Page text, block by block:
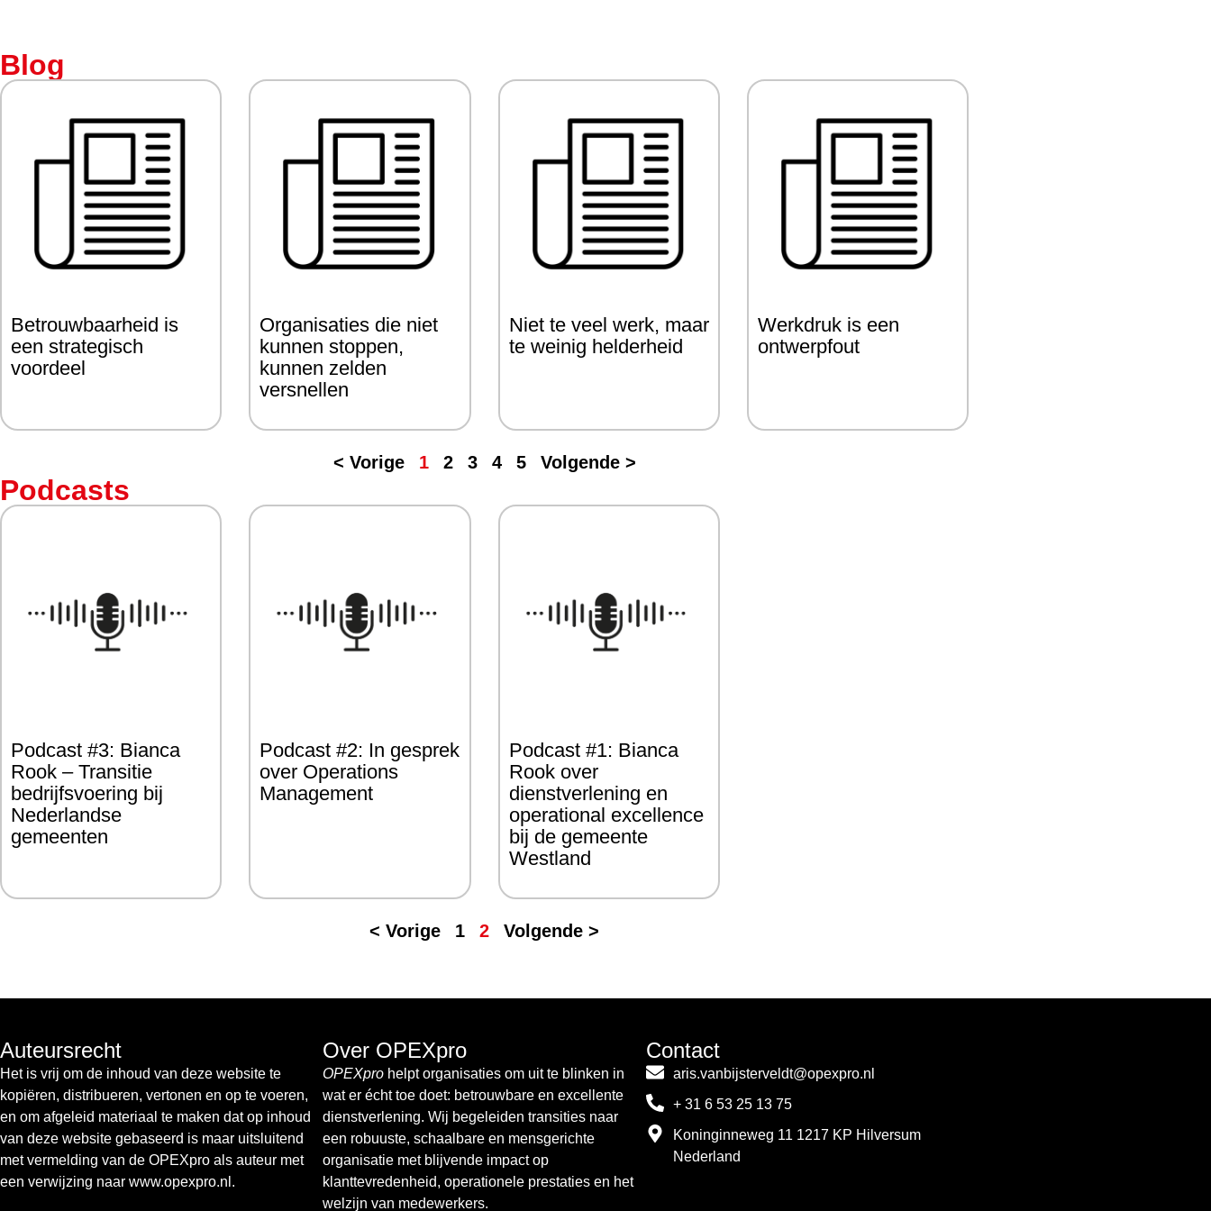
Blog
Betrouwbaarheid is
een strategisch
voordeel
Organisaties die niet
kunnen stoppen,
kunnen zelden
versnellen
Niet te veel werk, maar
te weinig helderheid
Werkdruk is een
ontwerpfout
< Vorige 1 2 3 4 5 Volgende >
Podcasts
Podcast #3: Bianca
Rook – Transitie
bedrijfsvoering bij
Nederlandse
gemeenten
Podcast #2: In gesprek
over Operations
Management
Podcast #1: Bianca
Rook over
dienstverlening en
operational excellence
bij de gemeente
Westland
< Vorige 1 2 Volgende >
Auteursrecht
Het is vrij om de inhoud van deze website te
kopiëren, distribueren, vertonen en op te voeren,
en om afgeleid materiaal te maken dat op inhoud
van deze website gebaseerd is maar uitsluitend
met vermelding van de OPEXpro als auteur met
een verwijzing naar www.opexpro.nl.
Over OPEXpro
OPEXpro helpt organisaties om uit te blinken in
wat er écht toe doet: betrouwbare en excellente
dienstverlening. Wij begeleiden transities naar
een robuuste, schaalbare en mensgerichte
organisatie met blijvende impact op
klanttevredenheid, operationele prestaties en het
welzijn van medewerkers.
Contact
aris.vanbijsterveldt@opexpro.nl
+ 31 6 53 25 13 75
Koninginneweg 11 1217 KP Hilversum
Nederland